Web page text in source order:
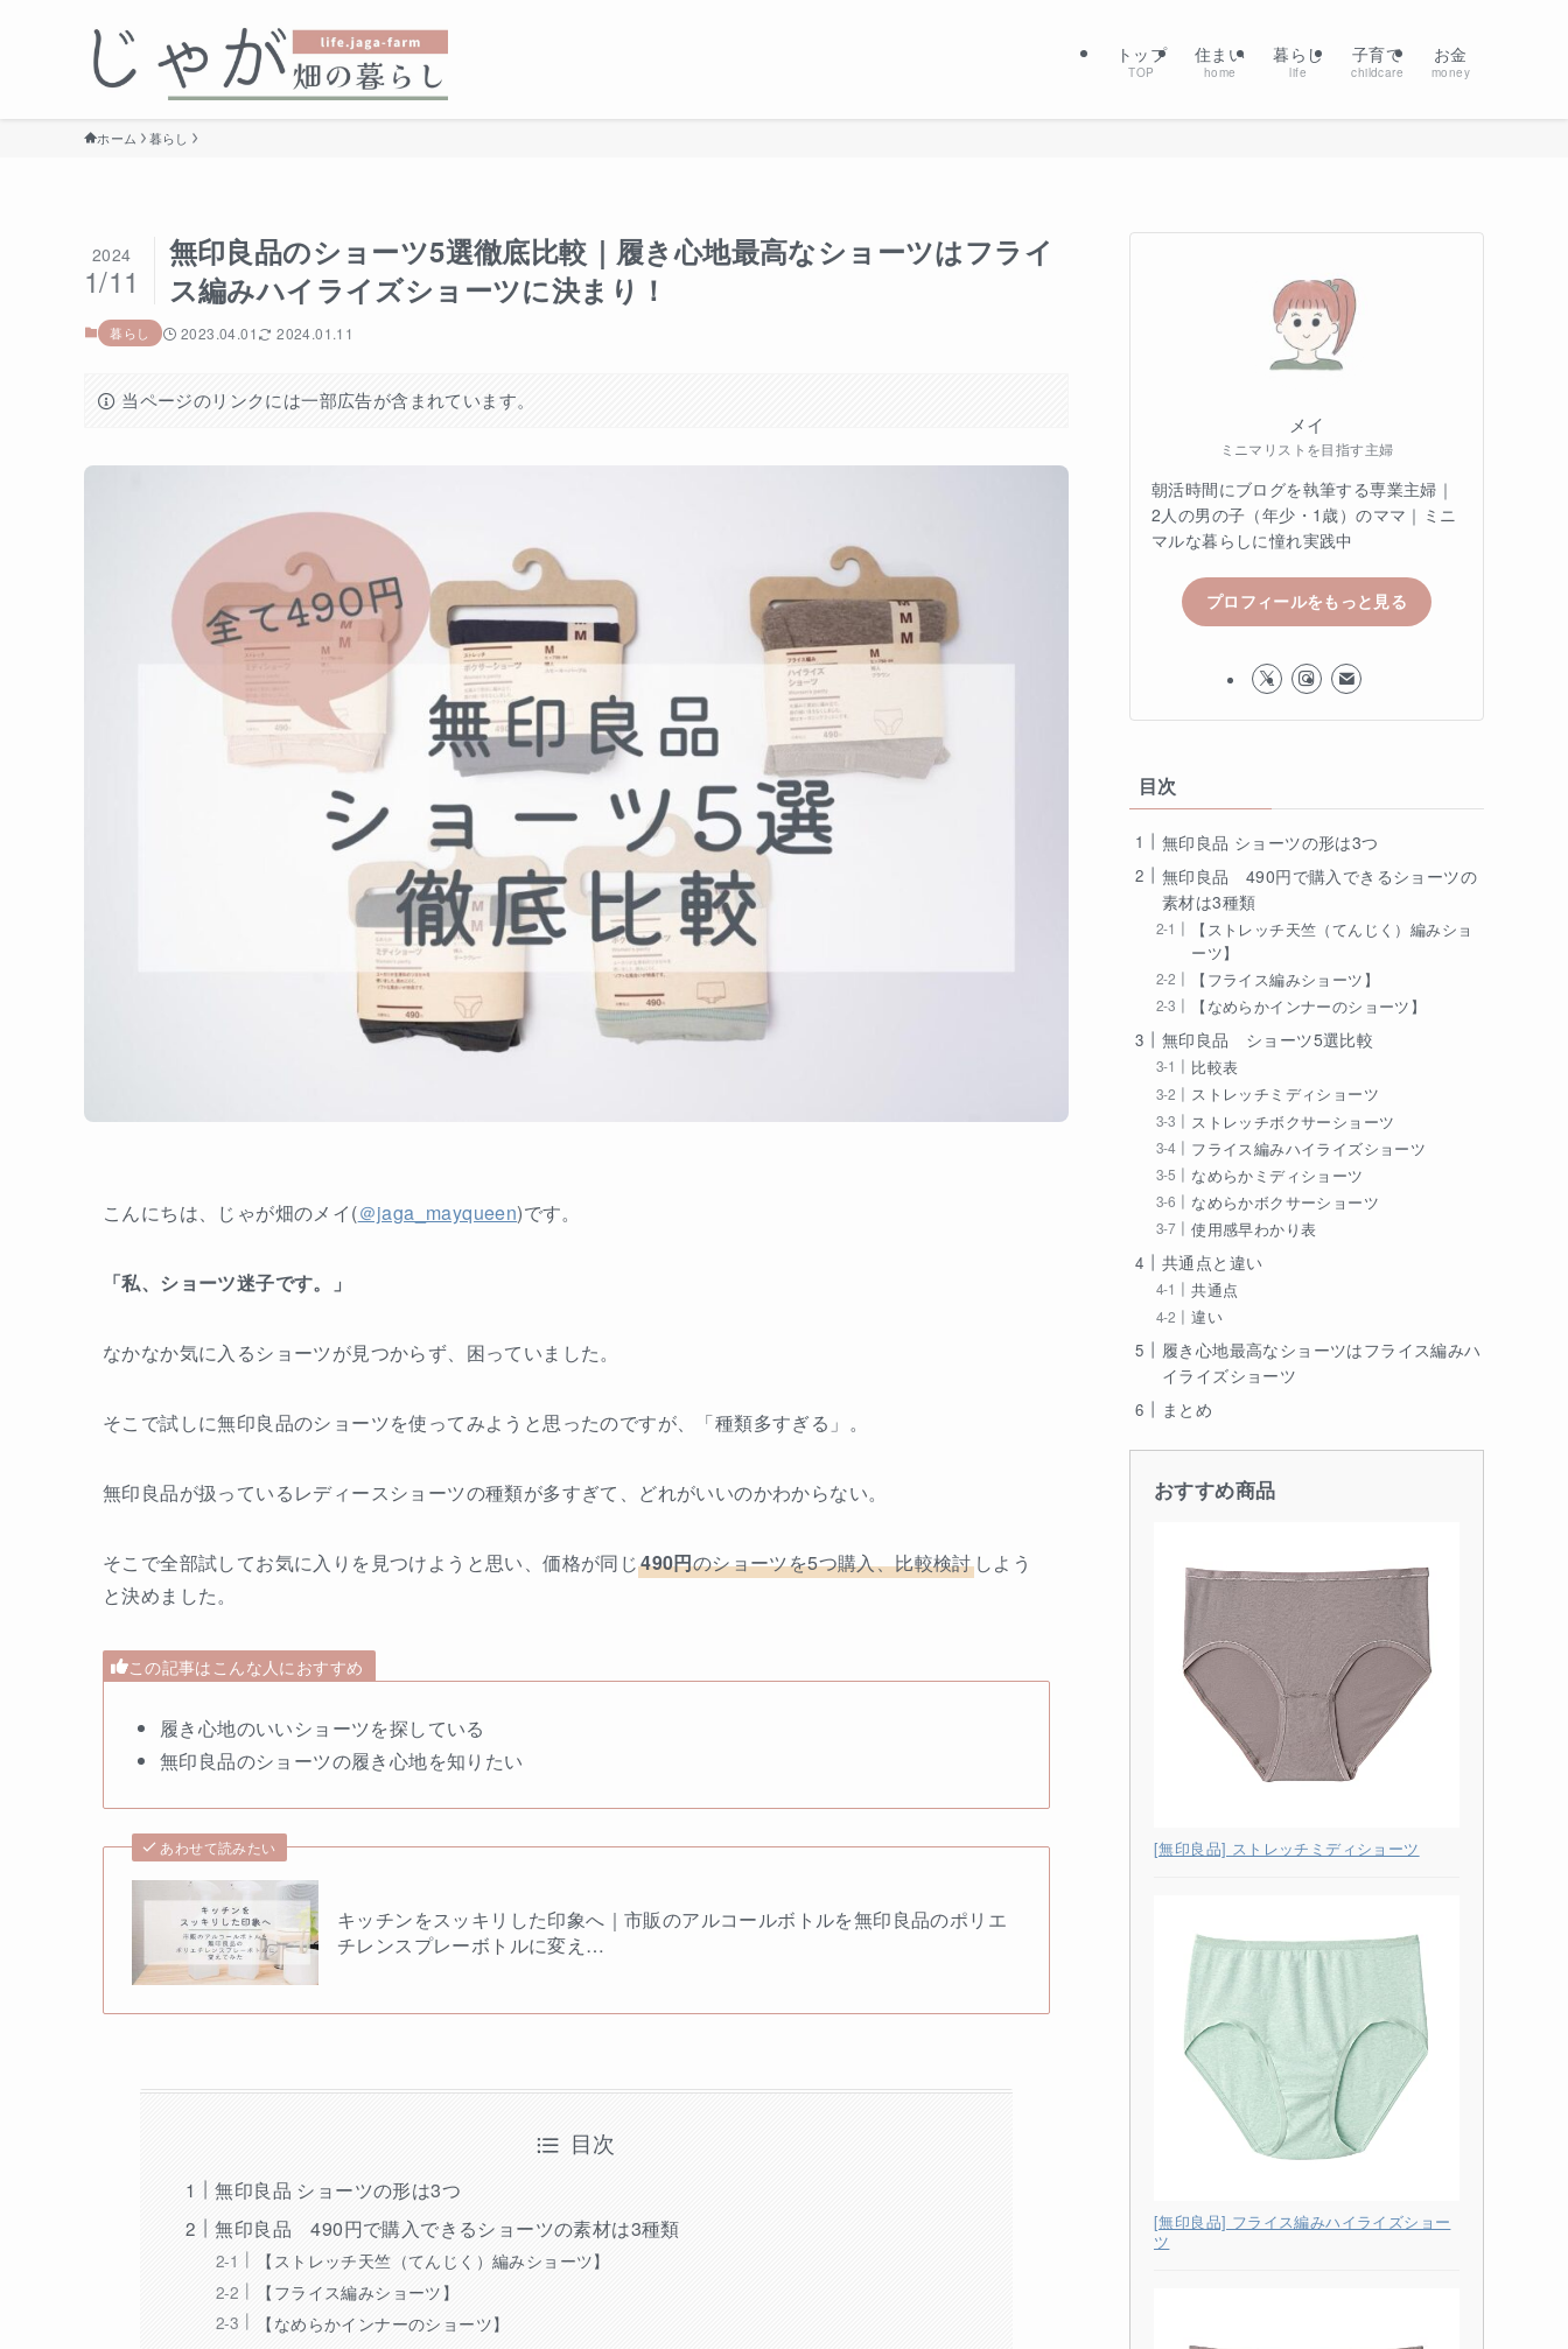
トップ
TOP
住まい
home
暮らし
life
子育て
childcare
お金
money
ホーム 暮らし
無印良品のショーツ5選徹底比較｜履き心地最高なショーツはフライ
ス編みハイライズショーツに決まり！
2024
1/11
暮らし 2023.04.01 2024.01.11
当ページのリンクには一部広告が含まれています。
こんにちは、じゃが畑のメイ(＠jaga_mayqueen)です。
「私、ショーツ迷子です。」
なかなか気に入るショーツが見つからず、困っていました。
そこで試しに無印良品のショーツを使ってみようと思ったのですが、「種類多すぎる」。
無印良品が扱っているレディースショーツの種類が多すぎて、どれがいいのかわからない。
そこで全部試してお気に入りを見つけようと思い、価格が同じ490円のショーツを5つ購入、比較検討しよう
と決めました。
この記事はこんな人におすすめ
履き心地のいいショーツを探している
無印良品のショーツの履き心地を知りたい
あわせて読みたい
キッチンをスッキリした印象へ｜市販のアルコールボトルを無印良品のポリエ
チレンスプレーボトルに変え…
目次
無印良品 ショーツの形は3つ
無印良品 490円で購入できるショーツの素材は3種類
【ストレッチ天竺（てんじく）編みショーツ】
【フライス編みショーツ】
【なめらかインナーのショーツ】
メイ
ミニマリストを目指す主婦
朝活時間にブログを執筆する専業主婦｜
2人の男の子（年少・1歳）のママ｜ミニ
マルな暮らしに憧れ実践中
プロフィールをもっと見る
目次
無印良品 ショーツの形は3つ
無印良品 490円で購入できるショーツの
素材は3種類
【ストレッチ天竺（てんじく）編みショ
ーツ】
【フライス編みショーツ】
【なめらかインナーのショーツ】
無印良品 ショーツ5選比較
比較表
ストレッチミディショーツ
ストレッチボクサーショーツ
フライス編みハイライズショーツ
なめらかミディショーツ
なめらかボクサーショーツ
使用感早わかり表
共通点と違い
共通点
違い
履き心地最高なショーツはフライス編みハ
イライズショーツ
まとめ
おすすめ商品
[無印良品] ストレッチミディショーツ
[無印良品] フライス編みハイライズショー
ツ